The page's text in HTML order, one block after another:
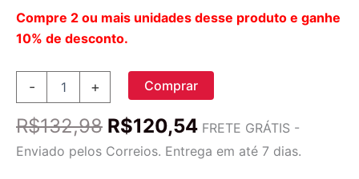
Compre 2 ou mais unidades desse produto e ganhe
10% de desconto.
-
Pré-
de
+ Comprar
R$132,98 O
preço
R$120,54O
preço
atual
FRETE GRÁTIS -
Enviado pelos Correios. Entrega em até 7 dias.